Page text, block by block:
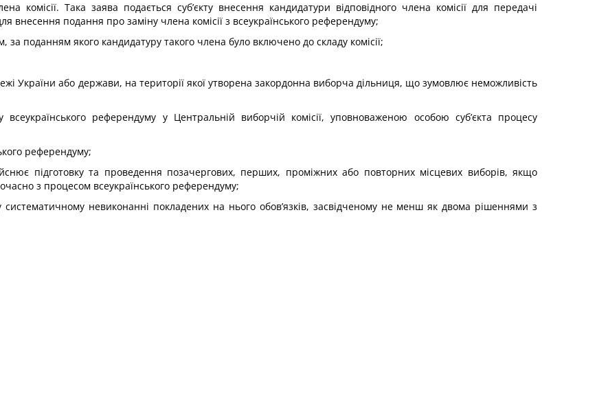
Така заява подається суб’єкту внесення кандидатури відповідного члена комісії для передачі
внесення подання про заміну члена комісії з всеукраїнського референдуму;
за поданням якого кандидатуру такого члена було включено до складу комісії;
України або держави, на території якої утворена закордонна виборча дільниця, що зумовлює неможливість
референдуму у Центральній виборчій комісії, уповноваженою особою суб’єкта процесу
референдуму;
підготовку та проведення позачергових, перших, проміжних або повторних місцевих виборів, якщо
з процесом всеукраїнського референдуму;
невиконанні покладених на нього обов’язків, засвідченому не менш як двома рішеннями з